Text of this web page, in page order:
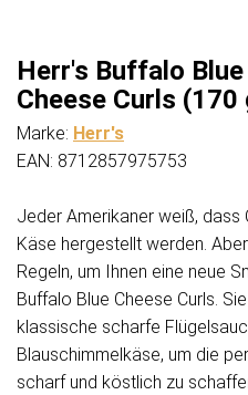
Herr's Buffalo
Cheese Curls (170
Marke: Herr's
EAN: 8712857975753
Jeder Amerikaner weiß, dass
Käse hergestellt werden.
Regeln, um Ihnen eine neue
Buffalo Blue Cheese Curls.
klassische scharfe
Blauschimmelkäse, um die
scharf und köstlich zu